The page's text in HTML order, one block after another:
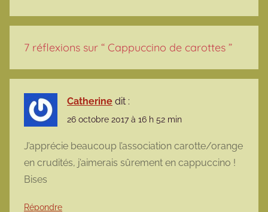
7 réflexions sur “ Cappuccino de carottes ”
Catherine dit :
26 octobre 2017 à 16 h 52 min
J’apprécie beaucoup l’association carotte/orange
en crudités, j’aimerais sûrement en cappuccino !
Bises
Répondre